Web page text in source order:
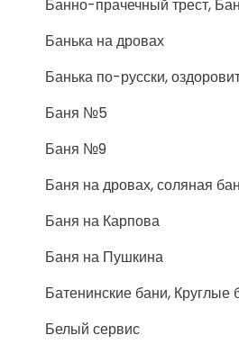
Банно-прачечный трест,
Банька на дровах
Банька по-русски,
Баня №5
Баня №9
Баня на дровах, соляная
Баня на Карпова
Баня на Пушкина
Батенинские бани, Круглые
Белый сервис